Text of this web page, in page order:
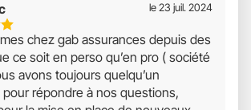
le 23 juil. 2024
chez gab assurances depuis des
ce soit en perso qu’en pro ( société
avons toujours quelqu’un
répondre à nos questions,